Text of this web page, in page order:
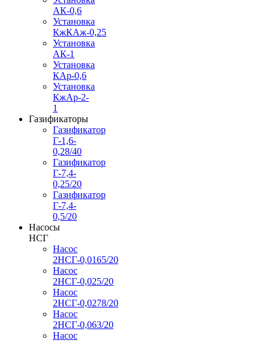
АК-0,6
Установка
КжКАж-0,25
Установка
АК-1
Установка
КАр-0,6
Установка
КжАр-2-
1
Газификаторы
Газификатор
Г-1,6-
0,28/40
Газификатор
Г-7,4-
0,25/20
Газификатор
Г-7,4-
0,5/20
Насосы
НСГ
Насос
2НСГ-0,0165/20
Насос
2НСГ-0,025/20
Насос
2НСГ-0,0278/20
Насос
2НСГ-0,063/20
Насос